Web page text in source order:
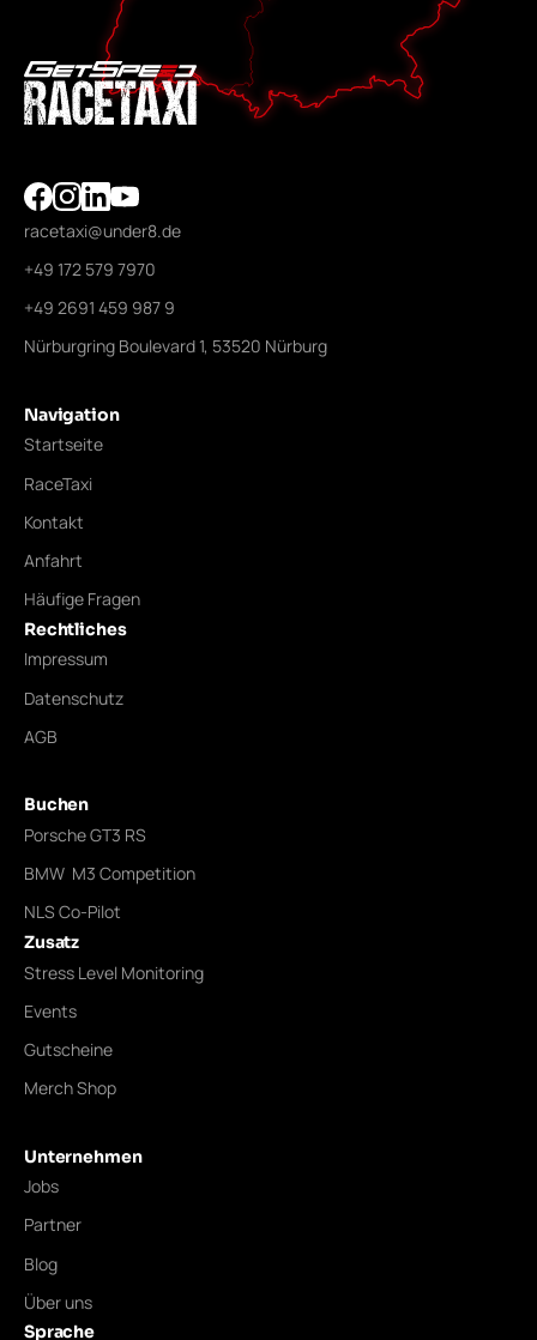
Navigation
Startseite
RaceTaxi
Kontakt
Anfahrt
Häufige Fragen
Rechtliches
Impressum
Datenschutz
AGB
Buchen
Porsche GT3 RS
BMW M3 Competition
NLS Co-Pilot
Zusatz
Stress Level Monitoring
Events
Gutscheine
Merch Shop
Unternehmen
Jobs
Partner
Blog
Über uns
Sprache
racetaxi@under8.de
+49 172 579 7970
+49 2691 459 987 9
Nürburgring Boulevard 1, 53520 Nürburg